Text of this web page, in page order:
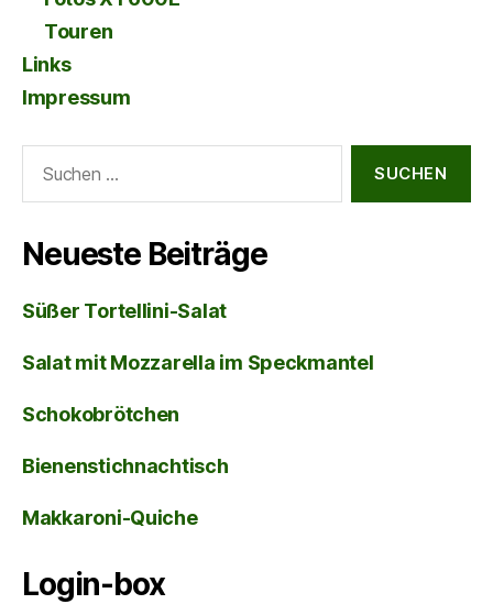
Touren
Links
Impressum
nach:
Neueste Beiträge
Süßer Tortellini-Salat
Salat mit Mozzarella im Speckmantel
Schokobrötchen
Bienenstichnachtisch
Makkaroni-Quiche
Login-box